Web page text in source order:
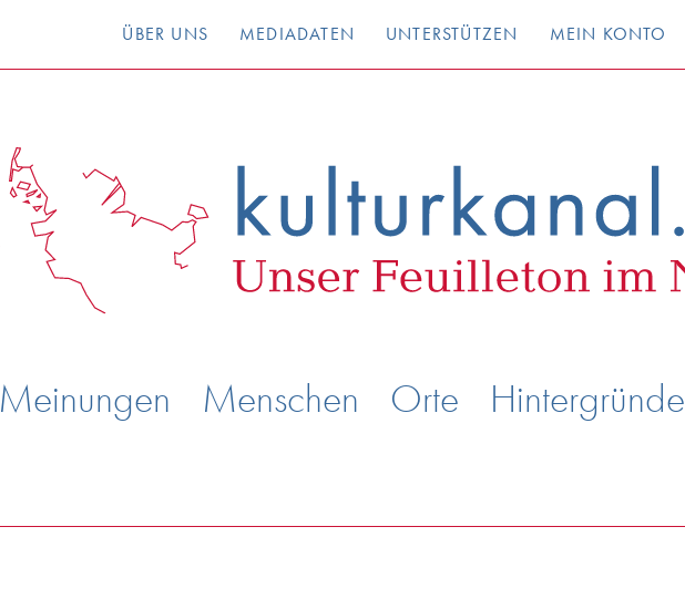
ÜBER UNS MEDIADATEN UNTERSTÜTZEN MEIN KONTO
Meinungen Menschen Orte Hintergründe